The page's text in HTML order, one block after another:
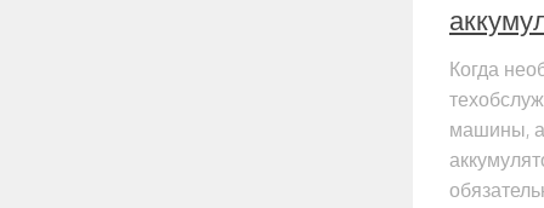
Когда
машины,